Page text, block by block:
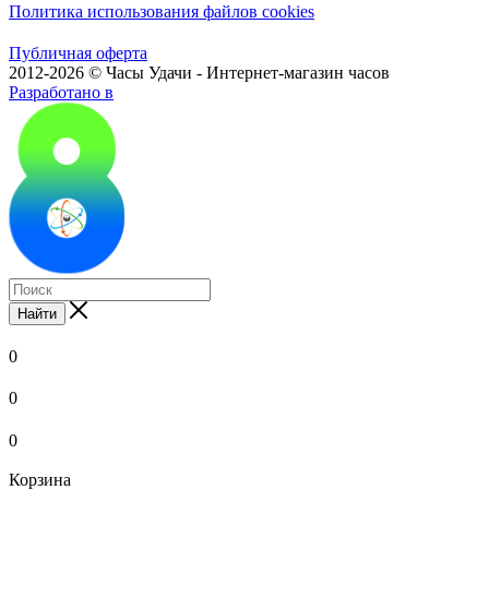
Политика использования файлов cookies
Публичная оферта
2012-2026 © Часы Удачи - Интернет-магазин часов
Разработано в
Найти
0
0
0
Корзина